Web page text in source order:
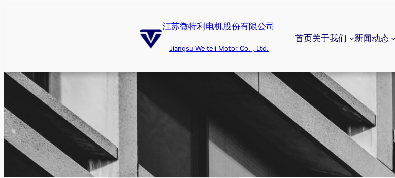
江苏微特利电机股份有限公司
Jiangsu Weiteli Motor Co. , Ltd.
首页关于我们 新闻动态